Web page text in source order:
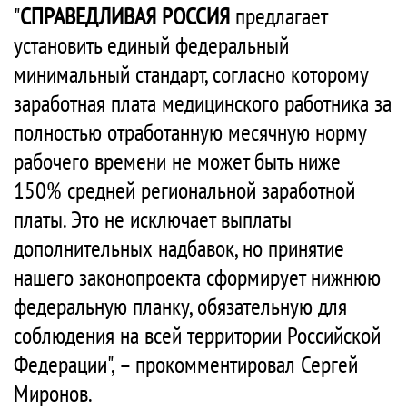
"СПРАВЕДЛИВАЯ РОССИЯ предлагает
установить единый федеральный
минимальный стандарт, согласно которому
заработная плата медицинского работника за
полностью отработанную месячную норму
рабочего времени не может быть ниже
150% средней региональной заработной
платы. Это не исключает выплаты
дополнительных надбавок, но принятие
нашего законопроекта сформирует нижнюю
федеральную планку, обязательную для
соблюдения на всей территории Российской
Федерации", – прокомментировал Сергей
Миронов.